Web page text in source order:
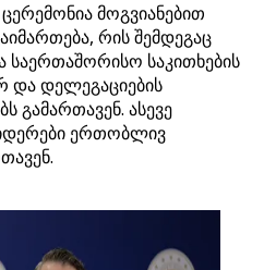
მოგვიანებით
რის შემდეგაც
საკითხების
და დელეგაციების
გამართავენ. ასევე
ერთობლივ